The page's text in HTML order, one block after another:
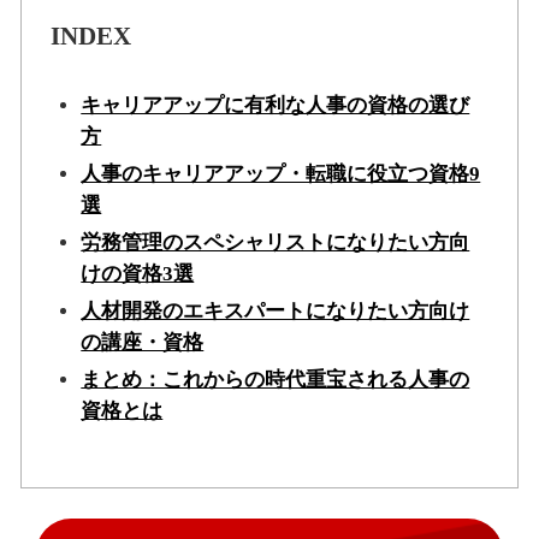
INDEX
キャリアアップに有利な人事の資格の選び
方
人事のキャリアアップ・転職に役立つ資格9
選
労務管理のスペシャリストになりたい方向
けの資格3選
人材開発のエキスパートになりたい方向け
の講座・資格
まとめ：これからの時代重宝される人事の
資格とは